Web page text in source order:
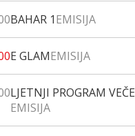
BAHAR 1EMISIJA
E GLAMEMISIJA
LJETNJI PROGRAM VEČE
EMISIJA